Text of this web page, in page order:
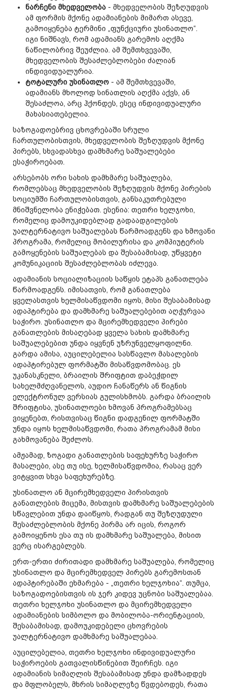
ნარჩენი მხედველობა - მხედველობის შეზღუდვის
ამ ფორმის მქონე ადამიანების მიმართ ასევე,
გამოიყენება ტერმინი „ფუნქციური უსინათლო“.
იგი ნიშნავს, რომ ადამიანს გარემოს აღქმა
ნაწილობრივ შეუძლია. ამ შემთხვევაში,
მხედველობის შესაძლებლობები ძალიან
ინდივიდუალურია.
ტოტალური უსინათლო - ამ შემთხვევაში,
ადამიანს მხოლოდ სინათლის აღქმა აქვს, ან
შესაძლოა, არც ჰქონდეს, ესეც ინდივიდუალური
მახასიათებელია.
საზოგადოებრივ ცხოვრებაში სრული
ჩართულობისთვის, მხედველობის შეზღუდვის მქონე
პირებს, სხვადასხვა დამხმარე საშუალებები
ესაჭიროებათ.
არსებობს ორი სახის დამხმარე საშუალება,
რომლებსაც მხედველობის შეზღუდვის მქონე პირების
სოციუმში ჩართულობისთვის, განსაკუთრებული
მნიშვნელობა ენიჭებათ. ესენია: თეთრი ხელჯოხი,
რომელიც დამოუკიდებლად გადაადგილების
უალტერნატივო საშუალებას წარმოადგენს და ხმოვანი
პროგრამა, რომელიც მობილურისა და კომპიუტერის
გამოყენების საშუალებას და შესაბამისად, უწყვეტი
კომუნიკაციის შესაძლებლობას იძლევა.
ადამიანის სოციალიზაციის საწყის ეტაპს განათლება
წარმოადგენს. იმისათვის, რომ განათლება
ყველასთვის ხელმისაწვდომი იყოს, მისი შესაბამისად
ადაპტირება და დამხმარე საშუალებებით აღჭურვაა
საჭირო. უსინათლო და მცირემხედველი პირები
განათლების მისაღებად ყველა სახის დამხმარე
საშუალებებით უნდა იყვნენ უზრუნველყოფილნი.
გარდა ამისა, აუცილებელია სასწავლო მასალების
ადაპტირებულ ფორმატში მისაწვდომობაც. ეს
უკანასკნელი, ბრაილის შრიფტით დაბეჭდილ
სახელმძღვანელოს, აუდიო ჩანაწერს ან წიგნის
ელექტრონულ ვერსიას გულისხმობს. გარდა ბრაილის
შრიფტისა, უსინათლოები ხმოვან პროგრამებსაც
ვიყენებთ, რისთვისაც წიგნი დადგენილ ფორმატში
უნდა იყოს ხელმისაწვდომი, რათა პროგრამამ მისი
გახმოვანება შეძლოს.
ამჟამად, ზოგადი განათლების საფეხურზე საჭირო
მასალები, ასე თუ ისე, ხელმისაწვდომია, რასაც ვერ
ვიტყვით სხვა საფეხურებზე.
უსინათლო ან მცირემხედველი პირისთვის
განათლების მიცემა, მისთვის დამხმარე საშუალებების
სწავლებით უნდა დაიწყოს, რადგან თუ შეზღუდული
შესაძლებლობის მქონე პირმა არ იცის, როგორ
გამოიყენოს ესა თუ ის დამხმარე საშუალება, მისით
ვერც ისარგებლებს.
ერთ-ერთი ძირითადი დამხმარე საშუალება, რომელიც
უსინათლო და მცირემხედველ პირებს გარემოსთან
ადაპტირებაში ეხმარება - „თეთრი ხელჯოხია“. თუმცა,
საზოგადოებისთვის ის ჯერ კიდევ უცნობი საშუალებაა.
თეთრი ხელჯოხი უსინათლო და მცირემხედველი
ადამიანების სიმბოლო და მობილობა-ორიენტაციის,
შესაბამისად, დამოუკიდებელი ცხოვრების
უალტერნატივო დამხმარე საშუალებაა.
აუცილებელია, თეთრი ხელჯოხი ინდივიდუალური
საჭიროების გათვალისწინებით შეირჩეს. იგი
ადამიანის სიმაღლის შესაბამისად უნდა დამზადდეს
და მფლობელს, მხრის სიმაღლეზე წვდებოდეს, რათა